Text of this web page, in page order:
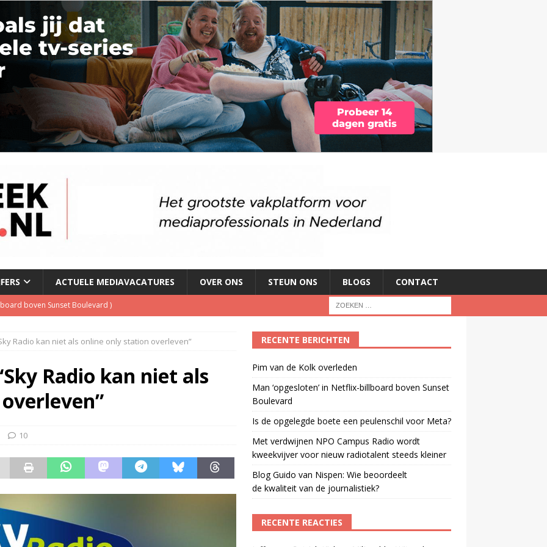
ACTUELE MEDIAVACATURES OVER ONS STEUN ONS BLOGS CONTACT
boven Sunset Boulevard )
wordt kweekvijver voor nieuw radiotalent steeds kleiner
de kwaliteit van de journalistiek?
Radio kan niet als online only station overleven”
Radio kan niet als
10
RECENTE BERICHTEN
Pim van de Kolk overleden
Man ‘opgesloten’ in Netflix-billboard boven Sunset
Boulevard
Is de opgelegde boete een peulenschil voor Meta?
Met verdwijnen NPO Campus Radio wordt
kweekvijver voor nieuw radiotalent steeds kleiner
Blog Guido van Nispen: Wie beoordeelt
de kwaliteit van de journalistiek?
RECENTE REACTIES